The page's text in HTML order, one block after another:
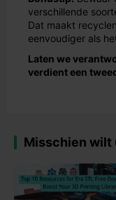
verschillende
Dat maakt
eenvoudiger als
Laten we
verdient een
Misschien wilt